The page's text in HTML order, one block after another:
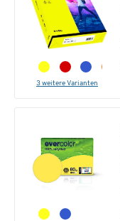
3 weitere Varianten